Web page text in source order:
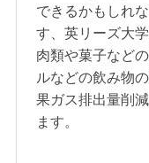
できるかもしれ
す、英リーズ大
肉類や菓子など
ルなどの飲み物
果ガス排出量削
ます。